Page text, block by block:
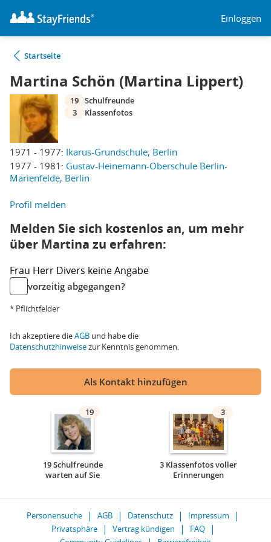
Einloggen
Startseite
Martina Schön (Martina Lippert)
1971 - 1977: Ikarus-Grundschule, Berlin
1977 - 1981: Gustav-Heinemann-Oberschule Berlin-
Marienfelde, Berlin
19 Schulfreunde
3
Klassenfotos
Profil melden
Melden Sie sich kostenlos an, um mehr
über Martina zu erfahren:
Frau Herr Divers keine Angabe
vorzeitig abgegangen?
* Pflichtfelder
Ich akzeptiere dieAGB und habe die
Datenschutzhinweisezur Kenntnis genommen.
Als Kontakt hinzufügen
19
19 Schulfreunde
warten auf Sie
3
3 Klassenfotos voller
Erinnerungen
Personensuche AGB Datenschutz
Impressum
Privatsphäre
Vertrag kündigen
FAQ